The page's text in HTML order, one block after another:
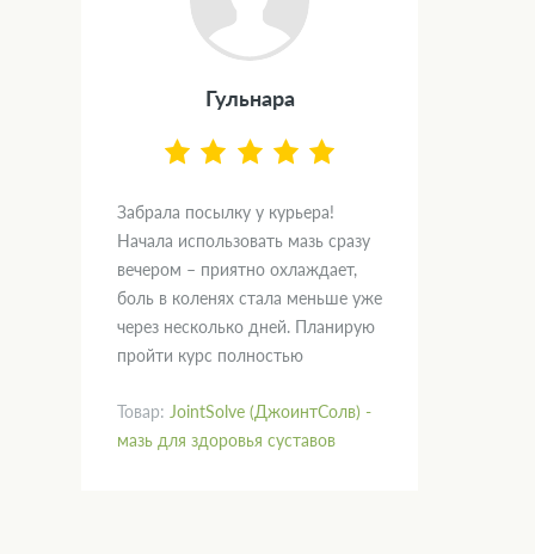
Гульнара
Забрала посылку у курьера!
Начала использовать мазь сразу
вечером – приятно охлаждает,
боль в коленях стала меньше уже
через несколько дней. Планирую
пройти курс полностью
Товар: JointSolve (ДжоинтСолв) -
мазь для здоровья суставов